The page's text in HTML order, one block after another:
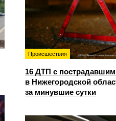
Происшествия
16 ДТП с
в Нижегородской
за минувшие сутки